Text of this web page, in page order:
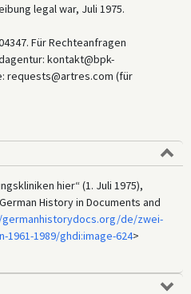
legal war, Juli 1975.
Für Rechteanfragen
kontakt@bpk-
requests@artres.com (für
hier“ (1. Juli 1975),
History in Documents and
de/zwei-
1961-1989/ghdi:image-624>